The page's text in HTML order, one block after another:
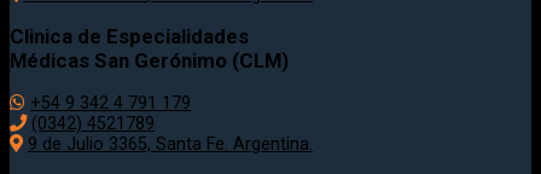
Clinica de Especialidades
Médicas San Gerónimo (CLM)
+54 9 342 4 791 179
(0342) 4521789
9 de Julio 3365, Santa Fe. Argentina.